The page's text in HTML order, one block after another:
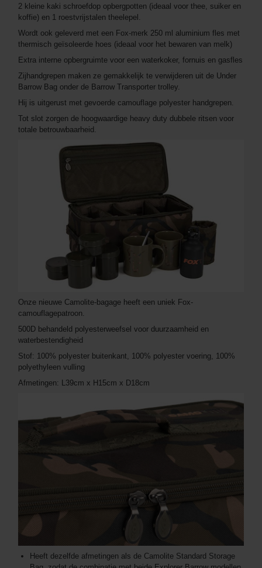
2 kleine kaki schroefdop opbergpotten (ideaal voor thee, suiker en
koffie) en 1 roestvrijstalen theelepel.
Wordt ook geleverd met een Fox-merk 250 ml aluminium fles met
thermisch geïsoleerde hoes (ideaal voor het bewaren van melk)
Extra interne opbergruimte voor een waterkoker, fornuis en gasfles
Zijhandgrepen maken ze gemakkelijk te verwijderen uit de Under
Barrow Bag onder de Barrow Transporter trolley.
Hij is uitgerust met gevoerde camouflage polyester handgrepen.
Tot slot zorgen de hoogwaardige heavy duty dubbele ritsen voor
totale betrouwbaarheid.
Onze nieuwe Camolite-bagage heeft een uniek Fox-
camouflagepatroon.
500D behandeld polyesterweefsel voor duurzaamheid en
waterbestendigheid
Stof: 100% polyester buitenkant, 100% polyester voering, 100%
polyethyleen vulling
Afmetingen: L39cm x H15cm x D18cm
Heeft dezelfde afmetingen als de Camolite Standard Storage